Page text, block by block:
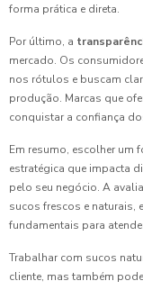
forma prática e direta.
Por último, a
mercado. Os
nos rótulos e buscam
produção. Marcas que
conquistar a confiança
Em resumo, escolher um
estratégica que impacta
pelo seu negócio. A
sucos frescos e naturais,
fundamentais para
Trabalhar com sucos
cliente, mas também